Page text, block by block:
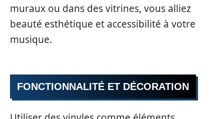
muraux ou dans des vitrines, vous alliez
beauté esthétique et accessibilité à votre
musique.
FONCTIONNALITÉ ET DÉCORATION